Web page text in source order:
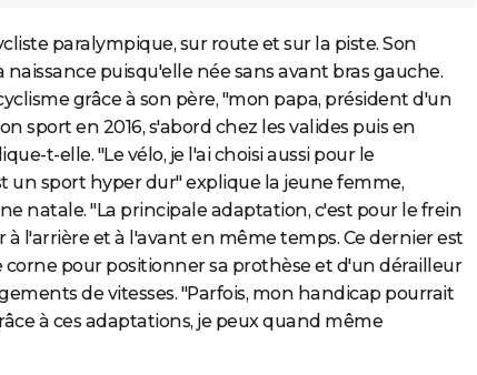
paralympique, sur route et sur la piste. Son
naissance puisqu'elle née sans avant bras gauche.
grâce à son père, "mon papa, président d'un
sport en 2016, s'abord chez les valides puis en
t-elle. "Le vélo, je l'ai choisi aussi pour le
un sport hyper dur" explique la jeune femme,
natale. "La principale adaptation, c'est pour le frein
l'arrière et à l'avant en même temps. Ce dernier est
pour positionner sa prothèse et d'un dérailleur
de vitesses. "Parfois, mon handicap pourrait
à ces adaptations, je peux quand même